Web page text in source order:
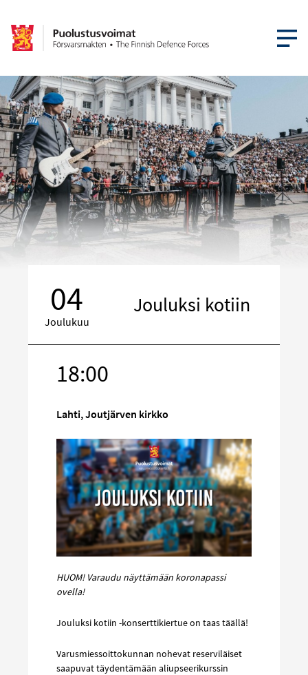
AVAA
04
Joulukuu
Jouluksi kotiin
18:00
Lahti, Joutjärven kirkko
HUOM! Varaudu näyttämään koronapassi
ovella!
Jouluksi kotiin -konserttikiertue on taas täällä!
Varusmiessoittokunnan nohevat reserviläiset
saapuvat täydentämään aliupseerikurssin